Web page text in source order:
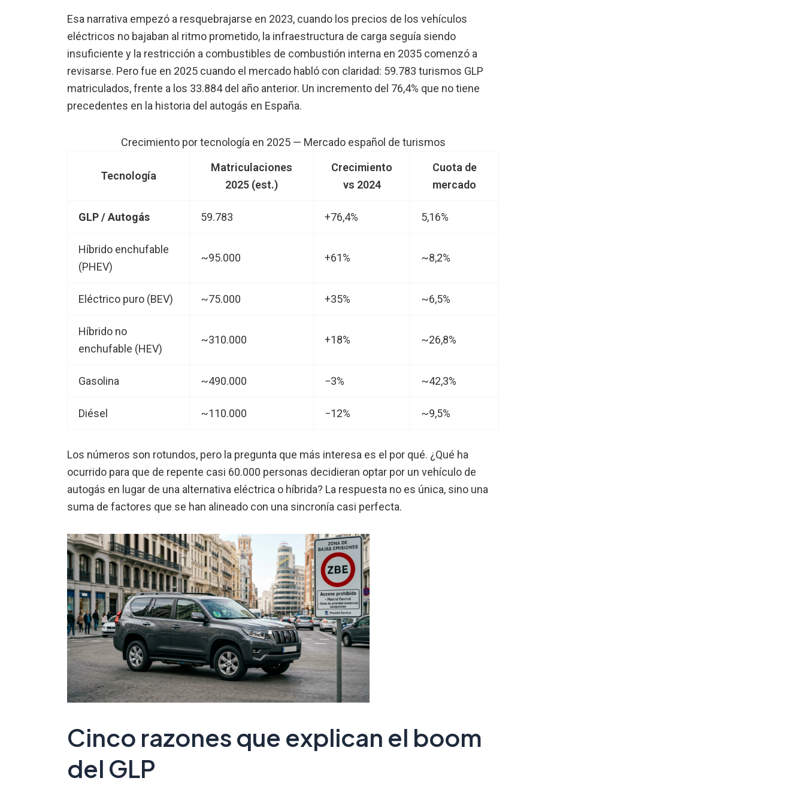
Esa narrativa empezó a resquebrajarse en 2023, cuando los precios de los vehículos
eléctricos no bajaban al ritmo prometido, la infraestructura de carga seguía siendo
insuficiente y la restricción a combustibles de combustión interna en 2035 comenzó a
revisarse. Pero fue en 2025 cuando el mercado habló con claridad: 59.783 turismos GLP
matriculados, frente a los 33.884 del año anterior. Un incremento del 76,4% que no tiene
precedentes en la historia del autogás en España.
Crecimiento por tecnología en 2025 — Mercado español de turismos
Tecnología
Matriculaciones
2025 (est.)
Crecimiento
vs 2024
Cuota de
mercado
GLP / Autogás 59.783 +76,4% 5,16%
Híbrido enchufable
(PHEV)
~95.000 +61% ~8,2%
Eléctrico puro (BEV) ~75.000 +35% ~6,5%
Híbrido no
enchufable (HEV)
~310.000 +18% ~26,8%
Gasolina ~490.000 −3% ~42,3%
Diésel ~110.000 −12% ~9,5%
Los números son rotundos, pero la pregunta que más interesa es el por qué. ¿Qué ha
ocurrido para que de repente casi 60.000 personas decidieran optar por un vehículo de
autogás en lugar de una alternativa eléctrica o híbrida? La respuesta no es única, sino una
suma de factores que se han alineado con una sincronía casi perfecta.
Cinco razones que explican el boom
del GLP